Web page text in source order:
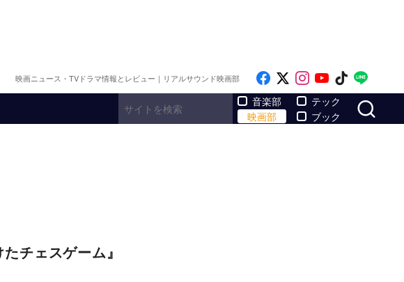
映画ニュース・TVドラマ情報とレビュー｜リアルサウンド映画部 Like on Facebook
Follow on x
Follow on
Follow on
Follow
音楽部
映画部
テック
ブック
たチェスゲーム』